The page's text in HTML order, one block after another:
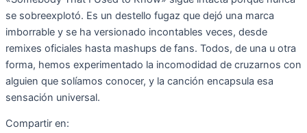
se sobreexplotó. Es un destello fugaz que dejó una marca
imborrable y se ha versionado incontables veces, desde
remixes oficiales hasta mashups de fans. Todos, de una u otra
forma, hemos experimentado la incomodidad de cruzarnos con
alguien que solíamos conocer, y la canción encapsula esa
sensación universal.
Compartir en: